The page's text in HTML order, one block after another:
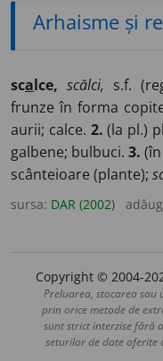
Arhaisme și
scalce, scălci, s.f.
frunze în forma
aurii; calce. 2. (la pl.)
galbene; bulbuci. 3.
scânteioare (plante);
sursa: DAR (2002)
Copyright © 2004-
Preluarea, stocarea sau
prin orice metode de
sunt strict interzise fără
seturilor de date oferite